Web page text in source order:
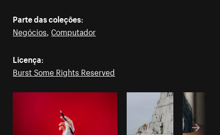
Parte das coleções:
Negócios, Computador
Licença:
Burst Some Rights Reserved